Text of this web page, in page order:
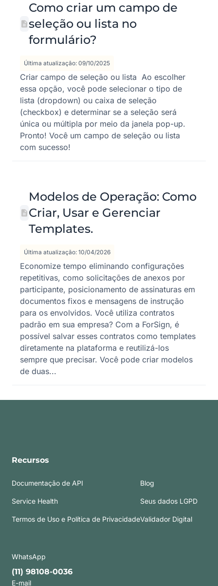
Como criar um campo de
seleção ou lista no
formulário?
Última atualização: 09/10/2025
Criar campo de seleção ou lista Ao escolher
essa opção, você pode selecionar o tipo de
lista (dropdown) ou caixa de seleção
(checkbox) e determinar se a seleção será
única ou múltipla por meio da janela pop-up.
Pronto! Você um campo de seleção ou lista
com sucesso!
Modelos de Operação: Como
Criar, Usar e Gerenciar
Templates.
Última atualização: 10/04/2026
Economize tempo eliminando configurações
repetitivas, como solicitações de anexos por
participante, posicionamento de assinaturas em
documentos fixos e mensagens de instrução
para os envolvidos. Você utiliza contratos
padrão em sua empresa? Com a ForSign, é
possível salvar esses contratos como templates
diretamente na plataforma e reutilizá-los
sempre que precisar. Você pode criar modelos
de duas...
Recursos
Documentação de API
Service Health
Termos de Uso e Política de Privacidade
Blog
Seus dados LGPD
Validador Digital
WhatsApp
(11) 98108-0036
E-mail